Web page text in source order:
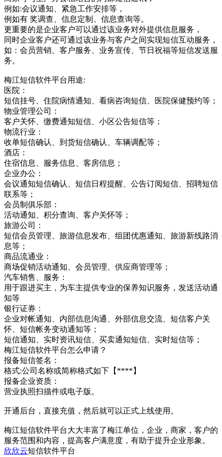
例如:会议通知、紧急工作安排等，
例如有 奖调查、信息定制、信息查询等。
更重要的是企业客户可以通过该业务对外提供信息服务，
同时企业客户还可通过该业务与客户之间实现短信互动服务，
如：会员营销、客户服务、业务宣传、节日祝福等短信发送服
务。
梅江短信软件平台用途:
医院：
短信挂号、住院病情通知、看病咨询短信、医院保健预约等；
物业管理公司：
客户关怀、缴费通知短信、小区公告短信等；
物流行业：
收单短信确认、到货短信确认、车辆调配等；
酒店：
住宿信息、服务信息、客房信息；
企业办公：
会议通知短信确认、短信日程提醒、公告订阅短信、招聘短信
联系等；
会员制俱乐部：
活动通知、积分查询、客户关怀等；
旅游公司：
短信会员管理、旅游信息发布、组团优惠通知、旅游新线路消
息等；
商品流通业：
商场促销活动通知、会员管理、供应商管理等；
汽车销售、服务：
用于跟进买主，为车主提供专业的保养知识服务，发送活动通
知等
银行证券：
企业对帐通知、内部信息沟通、外部信息交流、短信客户关
怀、短信帐务变动通知等；
短信通知、实时资讯短信、买卖通知短信、实时短信等；
梅江短信软件平台怎么申请？
报备短信签名：
格式:公司名称或简称格式如下【****】
报备企业资质：
营业执照扫描件或电子版。
开通后台，直接充值，然后就可以正式上线使用。
梅江短信软件平台大大丰富了梅江单位，企业，商家，客户的
服务范围和内容，提高客户满意度，有助于提升企业形象。
欣欣云短信软件平台